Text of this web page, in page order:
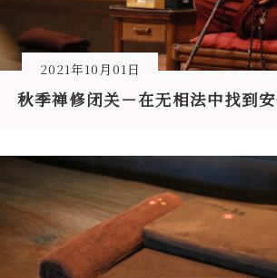
2021年10月01日
秋季禅修闭关－在无相法中找到